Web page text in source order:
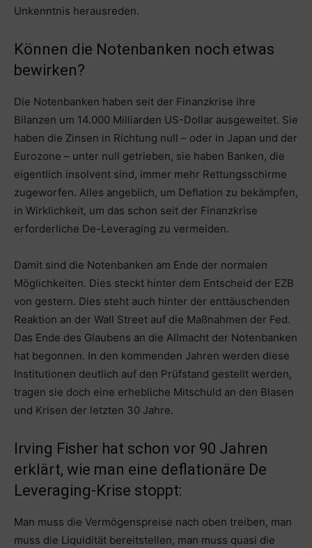
Unkenntnis herausreden.
Können die Notenbanken noch etwas
bewirken?
Die Notenbanken haben seit der Finanzkrise ihre
Bilanzen um 14.000 Milliarden US-Dollar ausgeweitet. Sie
haben die Zinsen in Richtung null – oder in Japan und der
Eurozone – unter null getrieben, sie haben Banken, die
eigentlich insolvent sind, immer mehr Rettungsschirme
zugeworfen. Alles angeblich, um Deflation zu bekämpfen,
in Wirklichkeit, um das schon seit der Finanzkrise
erforderliche De-Leveraging zu vermeiden.
Damit sind die Notenbanken am Ende der normalen
Möglichkeiten. Dies steckt hinter dem Entscheid der EZB
von gestern. Dies steht auch hinter der enttäuschenden
Reaktion an der Wall Street auf die Maßnahmen der Fed.
Das Ende des Glaubens an die Allmacht der Notenbanken
hat begonnen. In den kommenden Jahren werden diese
Institutionen deutlich auf den Prüfstand gestellt werden,
tragen sie doch eine erhebliche Mitschuld an den Blasen
und Krisen der letzten 30 Jahre.
Irving Fisher hat schon vor 90 Jahren
erklärt, wie man eine deflationäre De
Leveraging-Krise stoppt:
Man muss die Vermögenspreise nach oben treiben, man
muss die Liquidität bereitstellen, man muss quasi die